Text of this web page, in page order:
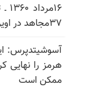
۳۷مجاهد در اوین
آسوشیتدپرس:
هرمز را نهایی
ممکن است